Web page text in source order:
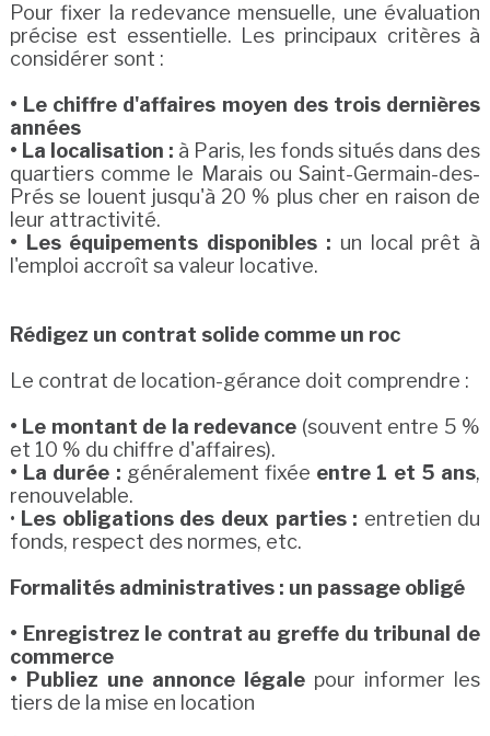
Pour fixer la redevance mensuelle, une évaluation
précise est essentielle. Les principaux critères à
considérer sont :
• Le chiffre d'affaires moyen des trois dernières
années
• La localisation : à Paris, les fonds situés dans des
quartiers comme le Marais ou Saint-Germain-des-
Prés se louent jusqu'à 20 % plus cher en raison de
leur attractivité.
• Les équipements disponibles : un local prêt à
l'emploi accroît sa valeur locative.
Rédigez un contrat solide comme un roc
Le contrat de location-gérance doit comprendre :
• Le montant de la redevance (souvent entre 5 %
et 10 % du chiffre d'affaires).
• La durée : généralement fixée entre 1 et 5 ans,
renouvelable.
• Les obligations des deux parties : entretien du
fonds, respect des normes, etc.
Formalités administratives : un passage obligé
• Enregistrez le contrat au greffe du tribunal de
commerce
• Publiez une annonce légale pour informer les
tiers de la mise en location